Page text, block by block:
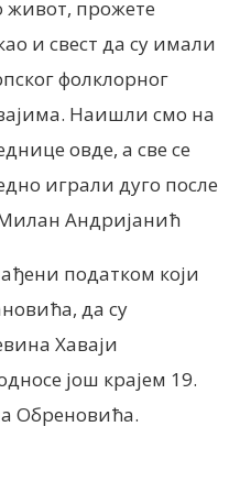
живот, прожете
и свест да су имали
фолклорног
Наишли смо на
овде, а све се
играли дуго после
Андријанић
податком који
да су
Хаваји
још крајем 19.
Обреновића.